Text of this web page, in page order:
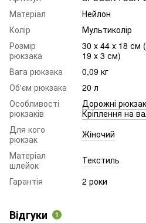
Матеріал
Нейлон
Колір
Мультиколір
Розмір
рюкзака
30 x 44 x 18 см
19 x 3 см)
Вага рюкзака
0,09 кг
Об'єм рюкзака
20 л
Особливості
рюкзаків
Дорожні
Кріплення на
Для кого
рюкзак
Жіночий
Матеріал
шлейок
Текстиль
Гарантія
2 роки
Відгуки 1